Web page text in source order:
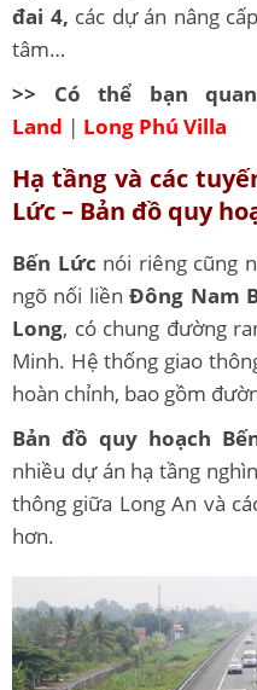
đai 4, các dự án nâng
tâm…
>> Có thể bạn
Land | Long Phú Villa
Hạ tầng và các
Lức – Bản đồ quy
Bến Lức nói riêng cũng
ngõ nối liềnĐông Nam
Long, có chung đường
Minh. Hệ thống giao
hoàn chỉnh, bao gồm
Bản đồ quy hoạch
nhiều dự án hạ tầng
thông giữa Long An và
hơn.